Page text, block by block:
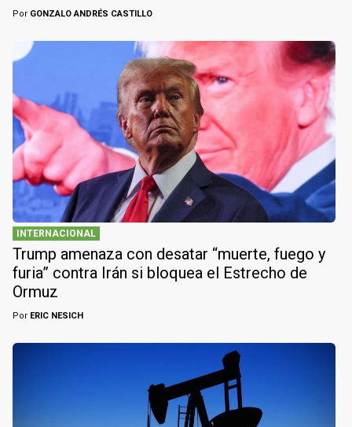
Por GONZALO ANDRÉS CASTILLO
INTERNACIONAL
Trump amenaza con desatar “muerte, fuego y
furia” contra Irán si bloquea el Estrecho de
Ormuz
Por ERIC NESICH